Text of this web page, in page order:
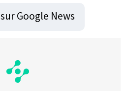
sur Google News